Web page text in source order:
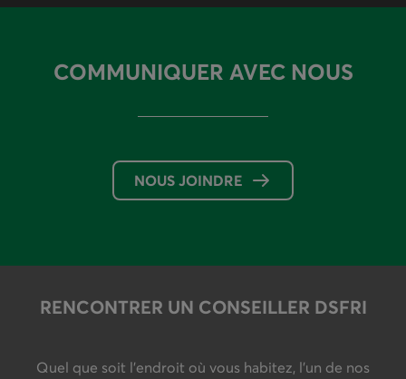
COMMUNIQUER AVEC NOUS
NOUS JOINDRE
RENCONTRER UN CONSEILLER DSFRI
Quel que soit l'endroit où vous habitez, l'un de nos